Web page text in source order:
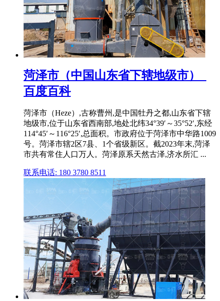
菏泽市（中国山东省下辖地级市）_
百度百科
菏泽市（Heze）,古称曹州,是中国牡丹之都,山东省下辖
地级市,位于山东省西南部,地处北纬34°39′～35°52′,东经
114°45′～116°25′,总面积。市政府位于菏泽市中华路1009
号。菏泽市辖2区7县、1个省级新区。截2023年末,菏泽
市共有常住人口万人。菏泽原系天然古泽,济水所汇 ...
联系电话: 180 3780 8511